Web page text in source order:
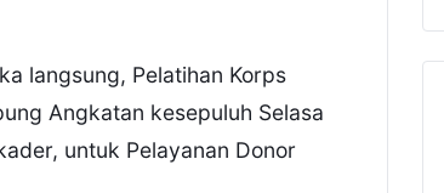
langsung, Pelatihan Korps
Angkatan kesepuluh Selasa
untuk Pelayanan Donor